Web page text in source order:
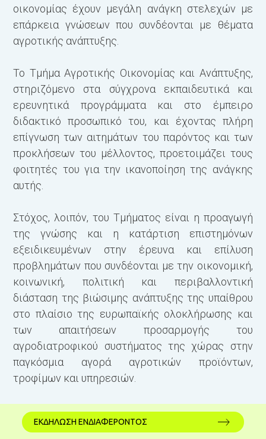
οικονομίας έχουν μεγάλη ανάγκη στελεχών με
επάρκεια γνώσεων που συνδέονται με θέματα
αγροτικής ανάπτυξης.
Το Τμήμα Αγροτικής Οικονομίας και Ανάπτυξης,
στηριζόμενο στα σύγχρονα εκπαιδευτικά και
ερευνητικά προγράμματα και στο έμπειρο
διδακτικό προσωπικό του, και έχοντας πλήρη
επίγνωση των αιτημάτων του παρόντος και των
προκλήσεων του μέλλοντος, προετοιμάζει τους
φοιτητές του για την ικανοποίηση της ανάγκης
αυτής.
Στόχος, λοιπόν, του Τμήματος είναι η προαγωγή
της γνώσης και η κατάρτιση επιστημόνων
εξειδικευμένων στην έρευνα και επίλυση
προβλημάτων που συνδέονται με την οικονομική,
κοινωνική, πολιτική και περιβαλλοντική
διάσταση της βιώσιμης ανάπτυξης της υπαίθρου
στο πλαίσιο της ευρωπαϊκής ολοκλήρωσης και
των απαιτήσεων προσαρμογής του
αγροδιατροφικού συστήματος της χώρας στην
παγκόσμια αγορά αγροτικών προϊόντων,
τροφίμων και υπηρεσιών.
ΕΚΔΗΛΩΣΗ ΕΝΔΙΑΦΕΡΟΝΤΟΣ